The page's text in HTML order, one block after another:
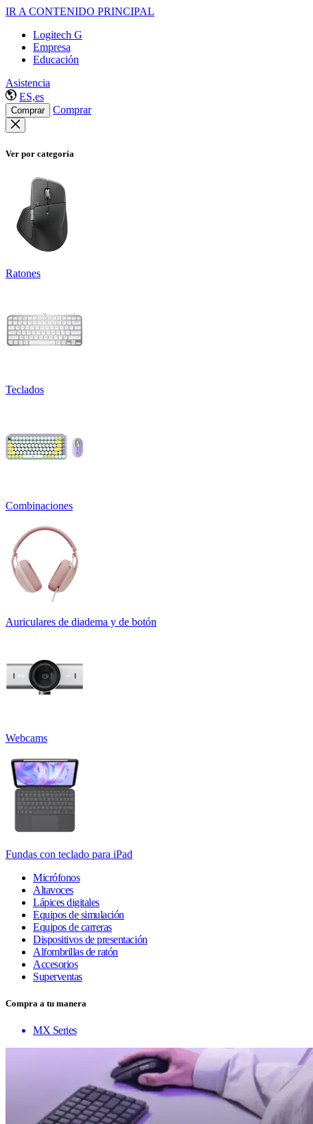
IR A CONTENIDO PRINCIPAL
Logitech G
Empresa
Educación
Asistencia
ES,es
Comprar Comprar
Ver por categoría
Ratones
Teclados
Combinaciones
Auriculares de diadema y de botón
Webcams
Fundas con teclado para iPad
Micrófonos
Altavoces
Lápices digitales
Equipos de simulación
Equipos de carreras
Dispositivos de presentación
Alfombrillas de ratón
Accesorios
Superventas
Compra a tu manera
MX Series